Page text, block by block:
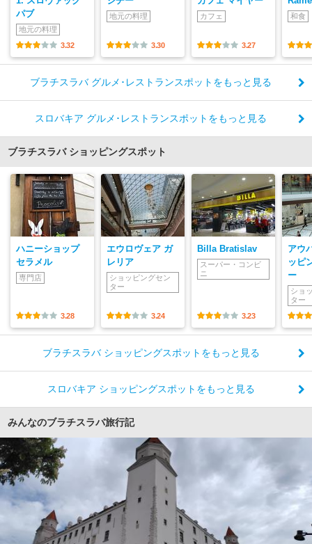
パブ
地元の料理
3.32
地元の料理
3.30
カフェ
3.27
和食
ブラチスラバ グルメ･レストランスポットをもっと見る
スロバキア グルメ･レストランスポットをもっと見る
ブラチスラバ ショッピングスポット
ハニーショップ
セラメル
専門店
3.28
エウロヴェア ガ
レリア
ショッピングセン
ター
3.24
Billa Bratislav
スーパー・コンビ
ニ
3.23
アウ
ッピ
ー
ショ
ター
ブラチスラバ ショッピングスポットをもっと見る
スロバキア ショッピングスポットをもっと見る
みんなのブラチスラバ旅行記